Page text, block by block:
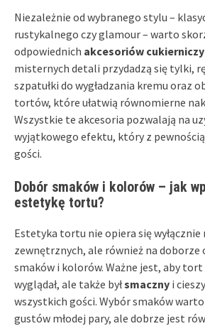
Niezależnie od wybranego stylu –
rustykalnego czy glamour – warto
odpowiednich akcesoriów
misternych detali przydadzą się tylki,
szpatułki do wygładzania kremu oraz
tortów, które ułatwią równomierne
Wszystkie te akcesoria pozwalają na
wyjątkowego efektu, który z
gości.
Dobór smaków i kolorów – jak
estetykę tortu?
Estetyka tortu nie opiera się wyłącznie
zewnętrznych, ale również na doborze
smaków i kolorów. Ważne jest, aby
wyglądał, ale także byłsmaczny i
wszystkich gości. Wybór smaków
gustów młodej pary, ale dobrze jest